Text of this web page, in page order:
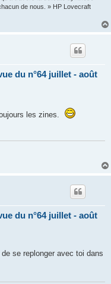
de nous. » HP Lovecraft
du n°64 juillet - août
les zines.
du n°64 juillet - août
se replonger avec toi dans